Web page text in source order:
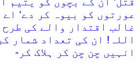
عورتوں کو بیوہ کر دے‘
غالب اقتدار والے کی
اللہ! ان کی تعداد شمار
انہیں چن چن کر ہلاک کر-